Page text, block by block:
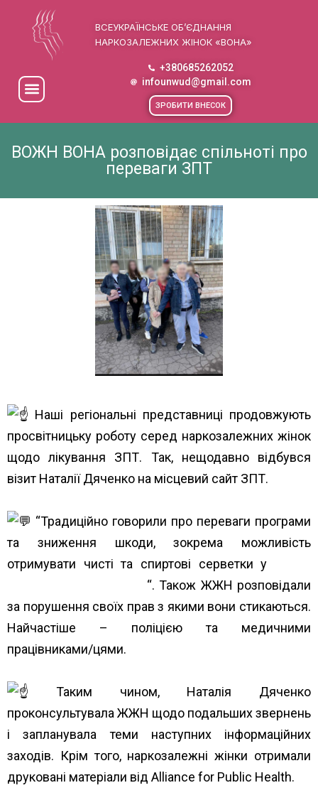
ВСЕУКРАЇНСЬКЕ ОБ’ЄДНАННЯ
НАРКОЗАЛЕЖНИХ ЖІНОК «ВОНА»
+380685262052
infounwud@gmail.com
ЗРОБИТИ ВНЕСОК
ВОЖН ВОНА розповідає спільноті про
переваги ЗПТ
Наші регіональні представниці продовжують
просвітницьку роботу серед наркозалежних жінок
щодо лікування ЗПТ. Так, нещодавно відбувся
візит Наталії Дяченко на місцевий сайт ЗПТ.
“Традиційно говорили про переваги програми
та зниження шкоди, зокрема можливість
отримувати чисті та спиртові серветки у
“. Також ЖЖН розповідали
за порушення своїх прав з якими вони стикаються.
Найчастіше – поліцією та медичними
працівниками/цями.
Таким чином, Наталія Дяченко
проконсультувала ЖЖН щодо подальших звернень
і запланувала теми наступних інформаційних
заходів. Крім того, наркозалежні жінки отримали
друковані матеріали від Alliance for Public Health.